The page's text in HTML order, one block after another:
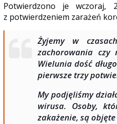
Potwierdzono je wczoraj,
z potwierdzeniem zarażeń
Żyjemy w
zachorowania
Wielunia dość
pierwsze trzy
My podjęliśmy
wirusa. Osoby,
zakażenie, są